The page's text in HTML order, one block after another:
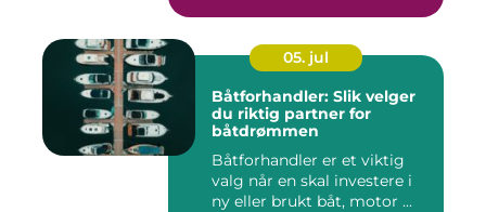
05. jul
Båtforhandler: Slik velger
du riktig partner for
båtdrømmen
Båtforhandler er et viktig
valg når en skal investere i
ny eller brukt båt, motor ...